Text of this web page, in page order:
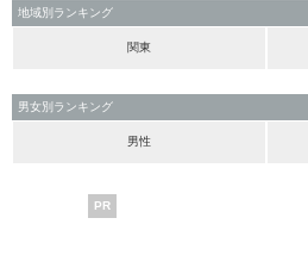
地域別ランキング
関東
男女別ランキング
男性
PR